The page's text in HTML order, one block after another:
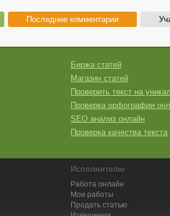
Последние комментарии
Биржа статей
Магазин статей
Проверить текст на
Проверка орфографии
SEO анализ онлайн
Проверка качества текста
Исполнителю
Работа онлайн
Мои работы
Продать статью